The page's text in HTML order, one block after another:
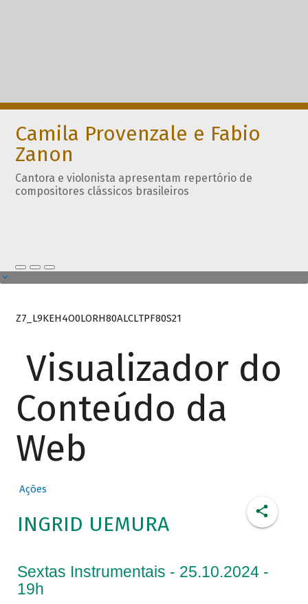
Camila Provenzale e Fabio
Zanon
Cantora e violonista apresentam repertório de
compositores clássicos brasileiros
Z7_L9KEH4O0LORH80ALCLTPF80S21
Visualizador do
Conteúdo da
Web
Ações
INGRID UEMURA
Sextas Instrumentais - 25.10.2024 -
19h